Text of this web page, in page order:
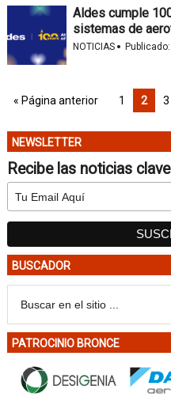
Aldes cumple
sistemas de
NOTICIAS · Publicado:
« Página anterior 1 2 3
NEWSLETTER
Recibe las noticias
BUSCADOR
PATROCINIO BRONCE